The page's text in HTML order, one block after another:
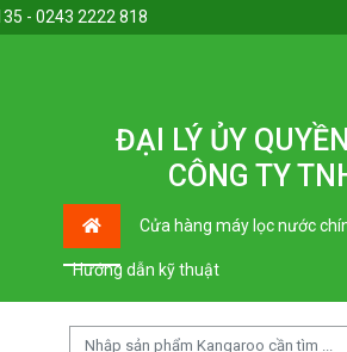
- 0243 2222 818
ĐẠI LÝ ỦY
CÔNG TY
Cửa hàng máy lọc nước
Hướng dẫn kỹ thuật